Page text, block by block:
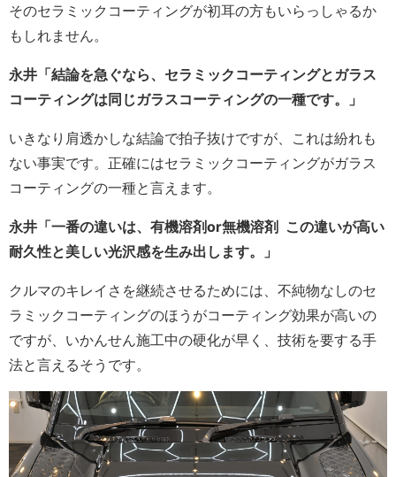
そのセラミックコーティングが初耳の方もいらっしゃるか
もしれません。
永井「結論を急ぐなら、セラミックコーティングとガラス
コーティングは同じガラスコーティングの一種です。」
いきなり肩透かしな結論で拍子抜けですが、これは紛れも
ない事実です。正確にはセラミックコーティングがガラス
コーティングの一種と言えます。
永井「一番の違いは、有機溶剤or無機溶剤 この違いが高い
耐久性と美しい光沢感を生み出します。」
クルマのキレイさを継続させるためには、不純物なしのセ
ラミックコーティングのほうがコーティング効果が高いの
ですが、いかんせん施工中の硬化が早く、技術を要する手
法と言えるそうです。